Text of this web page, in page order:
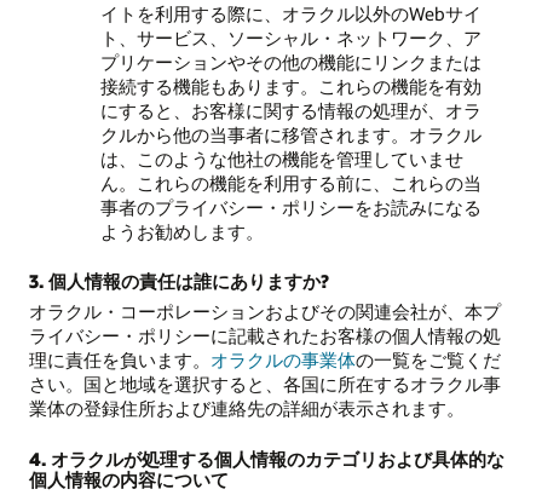
イトを利用する際に、オラクル以外のWebサイ
ト、サービス、ソーシャル・ネットワーク、ア
プリケーションやその他の機能にリンクまたは
接続する機能もあります。これらの機能を有効
にすると、お客様に関する情報の処理が、オラ
クルから他の当事者に移管されます。オラクル
は、このような他社の機能を管理していませ
ん。これらの機能を利用する前に、これらの当
事者のプライバシー・ポリシーをお読みになる
ようお勧めします。
3. 個人情報の責任は誰にありますか?
オラクル・コーポレーションおよびその関連会社が、本プ
ライバシー・ポリシーに記載されたお客様の個人情報の処
理に責任を負います。 オラクルの事業体の一覧をご覧くだ
さい。国と地域を選択すると、各国に所在するオラクル事
業体の登録住所および連絡先の詳細が表示されます。
4. オラクルが処理する個人情報のカテゴリおよび具体的な
個人情報の内容について